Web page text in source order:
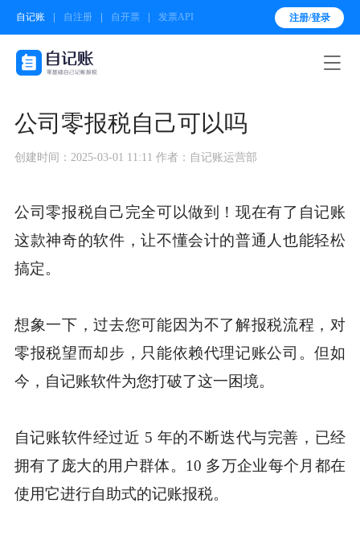
自记账 自注册 自开票 发票API 注册/登录

公司零报税自己可以吗
创建时间：2025-03-01 11:11 作者：自记账运营部
公司零报税自己完全可以做到！现在有了自记账
这款神奇的软件，让不懂会计的普通人也能轻松
搞定。
想象一下，过去您可能因为不了解报税流程，对
零报税望而却步，只能依赖代理记账公司。但如
今，自记账软件为您打破了这一困境。
自记账软件经过近 5 年的不断迭代与完善，已经
拥有了庞大的用户群体。10 多万企业每个月都在
使用它进行自助式的记账报税。